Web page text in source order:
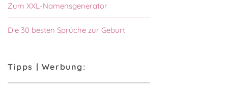
Zum XXL-Namensgenerator
Die 30 besten Sprüche zur Geburt
Tipps | Werbung: